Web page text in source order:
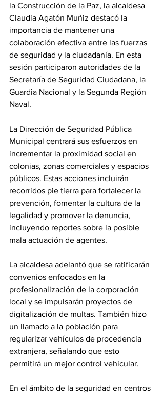
la Construcción de la Paz, la alcaldesa
Claudia Agatón Muñiz destacó la
importancia de mantener una
colaboración efectiva entre las fuerzas
de seguridad y la ciudadanía. En esta
sesión participaron autoridades de la
Secretaría de Seguridad Ciudadana, la
Guardia Nacional y la Segunda Región
Naval.
La Dirección de Seguridad Pública
Municipal centrará sus esfuerzos en
incrementar la proximidad social en
colonias, zonas comerciales y espacios
públicos. Estas acciones incluirán
recorridos pie tierra para fortalecer la
prevención, fomentar la cultura de la
legalidad y promover la denuncia,
incluyendo reportes sobre la posible
mala actuación de agentes.
La alcaldesa adelantó que se ratificarán
convenios enfocados en la
profesionalización de la corporación
local y se impulsarán proyectos de
digitalización de multas. También hizo
un llamado a la población para
regularizar vehículos de procedencia
extranjera, señalando que esto
permitirá un mejor control vehicular.
En el ámbito de la seguridad en centros